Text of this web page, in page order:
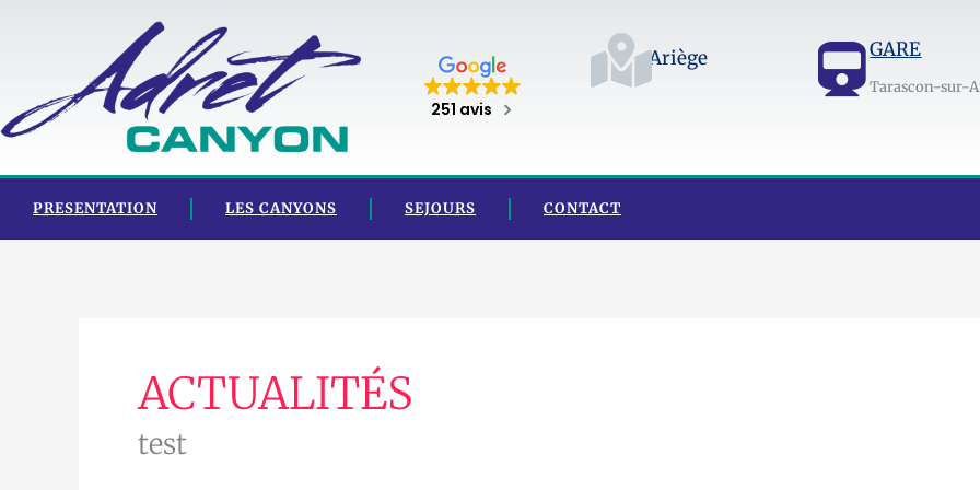
251 avis
Ariège GARE
Tarascon-sur-
PRESENTATION LES CANYONS SEJOURS CONTACT
ACTUALITÉS
test